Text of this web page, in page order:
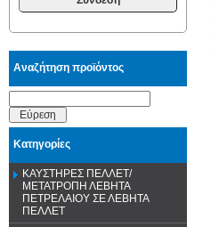
Αναζήτηση προϊόντος
Εύρεση
Κατηγορίες
ΚΑΥΣΤΗΡΕΣ ΠΕΛΛΕΤ/
ΜΕΤΑΤΡΟΠΗ ΛΕΒΗΤΑ
ΠΕΤΡΕΛΑΙΟΥ ΣΕ ΛΕΒΗΤΑ
ΠΕΛΛΕΤ